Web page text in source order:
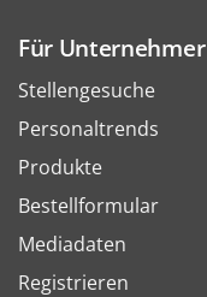
Für Unternehmer
Stellengesuche
Personaltrends
Produkte
Bestellformular
Mediadaten
Registrieren